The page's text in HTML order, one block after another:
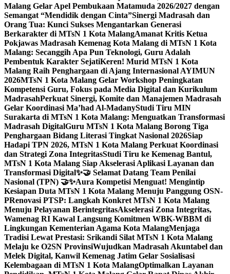
Malang Gelar Apel Pembukaan Matamuda 2026/2027 dengan
Semangat “Mendidik dengan Cinta”Sinergi Madrasah dan
Orang Tua: Kunci Sukses Mengantarkan Generasi
Berkarakter di MTsN 1 Kota MalangAmanat Kritis Ketua
Pokjawas Madrasah Kemenag Kota Malang di MTsN 1 Kota
Malang: Secanggih Apa Pun Teknologi, Guru Adalah
Pembentuk Karakter SejatiKeren! Murid MTsN 1 Kota
Malang Raih Penghargaan di Ajang Internasional AYIMUN
2026MTsN 1 Kota Malang Gelar Workshop Peningkatan
Kompetensi Guru, Fokus pada Media Digital dan Kurikulum
MadrasahPerkuat Sinergi, Komite dan Manajemen Madrasah
Gelar Koordinasi Ma’had Al-MadanyStudi Tiru MIN
Surakarta di MTsN 1 Kota Malang: Menguatkan Transformasi
Madrasah DigitalGuru MTsN 1 Kota Malang Borong Tiga
Penghargaan Bidang Literasi Tingkat Nasional 2026Siap
Hadapi TPN 2026, MTsN 1 Kota Malang Perkuat Koordinasi
dan Strategi Zona IntegritasStudi Tiru ke Kemenag Bantul,
MTsN 1 Kota Malang Siap Akselerasi Aplikasi Layanan dan
Transformasi Digital✨🤝 Selamat Datang Team Penilai
Nasional (TPN) 🤝✨Aura Kompetisi Menguat! Mengintip
Kesiapan Duta MTsN 1 Kota Malang Menuju Panggung OSN-
PRenovasi PTSP: Langkah Konkret MTsN 1 Kota Malang
Menuju Pelayanan BerintegritasAkselerasi Zona Integritas,
Wamenag RI Kawal Langsung Komitmen WBK-WBBM di
Lingkungan Kementerian Agama Kota MalangMenjaga
Tradisi Lewat Prestasi: Srikandi Silat MTsN 1 Kota Malang
Melaju ke O2SN ProvinsiWujudkan Madrasah Akuntabel dan
Melek Digital, Kanwil Kemenag Jatim Gelar Sosialisasi
Kelembagaan di MTsN 1 Kota MalangOptimalkan Layanan